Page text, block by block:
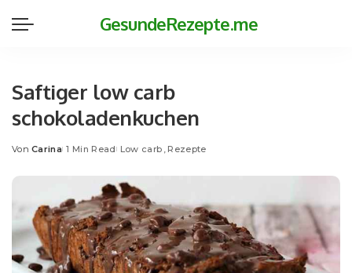
GesundeRezepte.me
Saftiger low carb
schokoladenkuchen
Posted
Von Carina 1 Min Read Low carb Rezepte